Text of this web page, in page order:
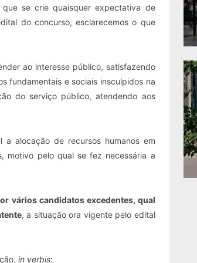
se crie quaisquer expectativa de
do concurso, esclarecemos o que
ao interesse público, satisfazendo
fundamentais e sociais insculpidos na
do serviço público, atendendo aos
alocação de recursos humanos em
motivo pelo qual se fez necessária a
vários candidatos excedentes, qual
, a situação ora vigente pelo edital
in verbis: